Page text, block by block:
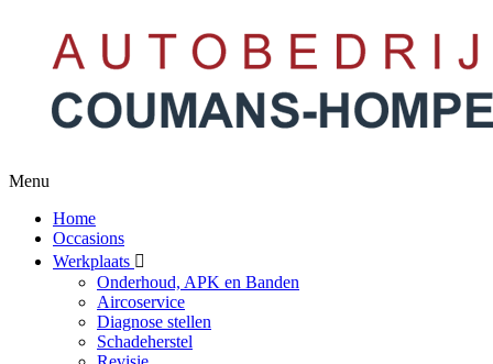
Menu
Home
Occasions
Werkplaats
Onderhoud, APK en Banden
Aircoservice
Diagnose stellen
Schadeherstel